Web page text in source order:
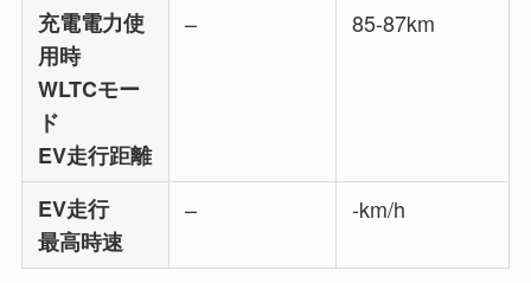
充電電力使
用時
WLTCモー
ド
EV走行距離
– 85-87km
EV走行
最高時速
– -km/h